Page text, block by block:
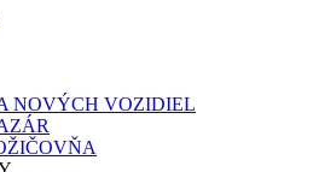
NOVÝCH VOZIDIEL